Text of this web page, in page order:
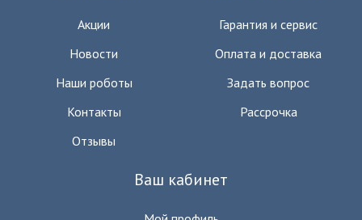
Акции
Новости
Наши роботы
Контакты
Отзывы
Гарантия и сервис
Оплата и доставка
Задать вопрос
Рассрочка
Ваш кабинет